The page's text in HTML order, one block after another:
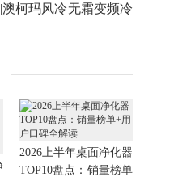
|澳柯玛风冷无霜变频冷
2026上半年桌面净化器
TOP10盘点：销量榜单